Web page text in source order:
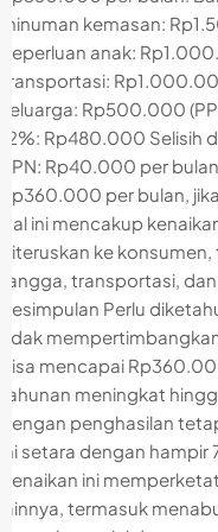
minuman kemasan:
Keperluan anak:
Transportasi:
keluarga: Rp500.000
12%: Rp480.000 Selisih
PPN: Rp40.000 per
Rp360.000 per bulan,
Hal ini mencakup
diteruskan ke
tangga, transportasi,
Kesimpulan Perlu
tidak
bisa mencapai
tahunan meningkat
dengan penghasilan
ini setara dengan
Kenaikan ini
lainnya, termasuk